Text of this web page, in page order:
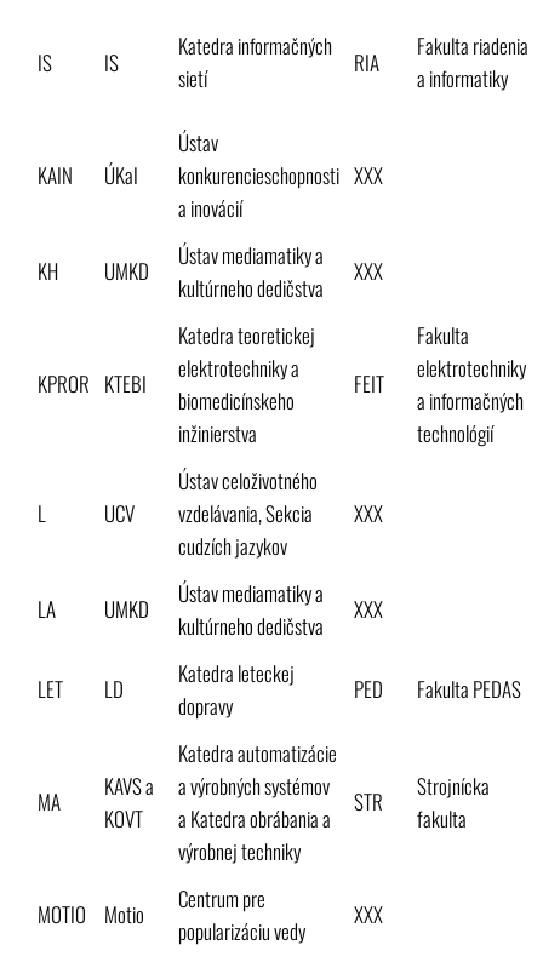
IS IS
Katedra informačných
sietí
RIA
Fakulta riadenia
a informatiky
KAIN ÚKaI
Ústav
konkurencieschopnosti
a inovácií
XXX
KH UMKD
Ústav mediamatiky a
kultúrneho dedičstva
XXX
KPROR KTEBI
Katedra teoretickej
elektrotechniky a
biomedicínskeho
inžinierstva
FEIT
Fakulta
elektrotechniky
a informačných
technológií
L UCV
Ústav celoživotného
vzdelávania, Sekcia
cudzích jazykov
XXX
LA UMKD
Ústav mediamatiky a
kultúrneho dedičstva
XXX
LET LD
Katedra leteckej
dopravy
PED Fakulta PEDAS
MA
KAVS a
KOVT
Katedra automatizácie
a výrobných systémov
a Katedra obrábania a
výrobnej techniky
STR
Strojnícka
fakulta
MOTIO Motio
Centrum pre
popularizáciu vedy
XXX